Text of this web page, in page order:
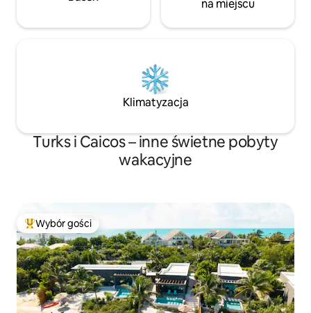
na miejscu
Klimatyzacja
Turks i Caicos – inne świetne pobyty
wakacyjne
Najpopularniejsze z kategorii Wybór gości
Wybór gości